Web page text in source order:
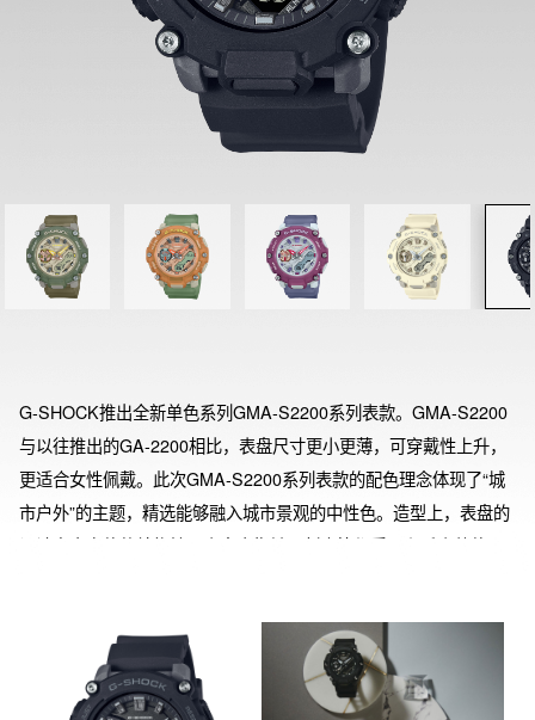
G-SHOCK推出全新单色系列GMA-S2200系列表款。GMA-S2200
与以往推出的GA-2200相比，表盘尺寸更小更薄，可穿戴性上升，
更适合女性佩戴。此次GMA-S2200系列表款的配色理念体现了“城
市户外”的主题，精选能够融入城市景观的中性色。造型上，表盘的
设计突出立体的结构性，表盘内指针、刻度等都采用和手表整体同